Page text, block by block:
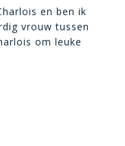
en ben ik
vrouw tussen
om leuke